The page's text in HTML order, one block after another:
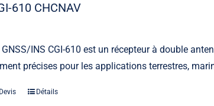
610 CHCNAV
GNSS/INS CGI-610 est un récepteur à double
précises pour les applications terrestres,
Détails